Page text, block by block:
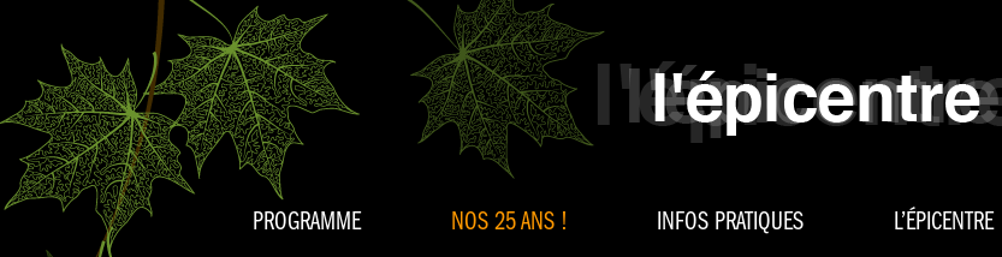
PROGRAMME NOS 25 ANS ! INFOS PRATIQUES L’ÉPICENTRE